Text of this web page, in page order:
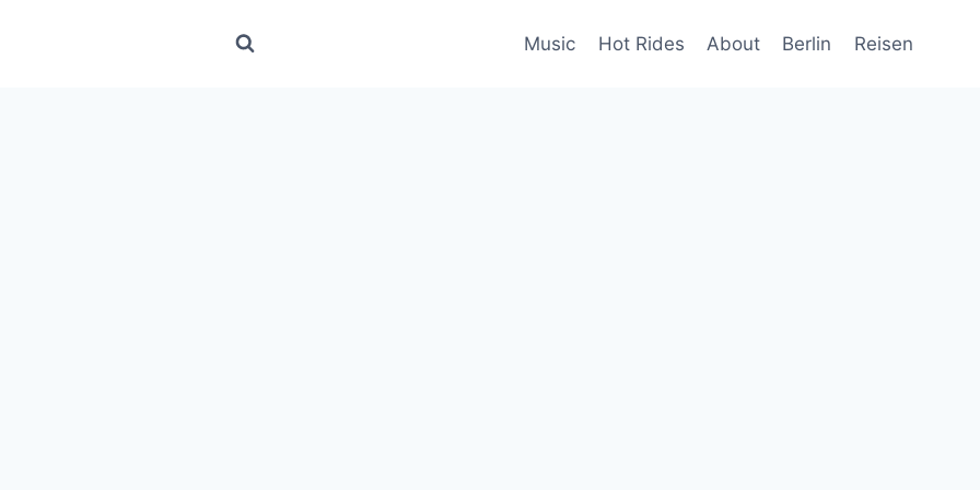
Music Hot Rides About Berlin Reisen